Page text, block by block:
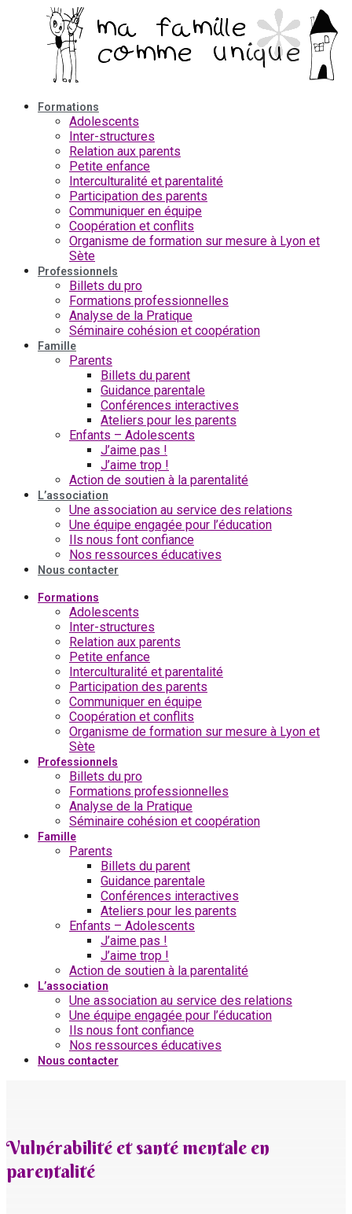
contenu
Formations
Adolescents
Inter-structures
Relation aux parents
Petite enfance
Interculturalité et parentalité
Participation des parents
Communiquer en équipe
Coopération et conflits
Organisme de formation sur mesure à Lyon et
Sète
Professionnels
Billets du pro
Formations professionnelles
Analyse de la Pratique
Séminaire cohésion et coopération
Famille
Parents
Billets du parent
Guidance parentale
Conférences interactives
Ateliers pour les parents
Enfants – Adolescents
J’aime pas !
J’aime trop !
Action de soutien à la parentalité
L’association
Une association au service des relations
Une équipe engagée pour l’éducation
Ils nous font confiance
Nos ressources éducatives
Nous contacter
Formations
Adolescents
Inter-structures
Relation aux parents
Petite enfance
Interculturalité et parentalité
Participation des parents
Communiquer en équipe
Coopération et conflits
Organisme de formation sur mesure à Lyon et
Sète
Professionnels
Billets du pro
Formations professionnelles
Analyse de la Pratique
Séminaire cohésion et coopération
Famille
Parents
Billets du parent
Guidance parentale
Conférences interactives
Ateliers pour les parents
Enfants – Adolescents
J’aime pas !
J’aime trop !
Action de soutien à la parentalité
L’association
Une association au service des relations
Une équipe engagée pour l’éducation
Ils nous font confiance
Nos ressources éducatives
Nous contacter
Vulnérabilité et santé mentale en
parentalité